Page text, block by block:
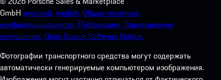
GmbH русский.english.Общая политика
конфиденциальности. Публикации.Лицензионное
соглашение.Open Source Software Notice.
Фотографии транспортного средства могут содержать
автоматически генерируемые компьютером изображения.